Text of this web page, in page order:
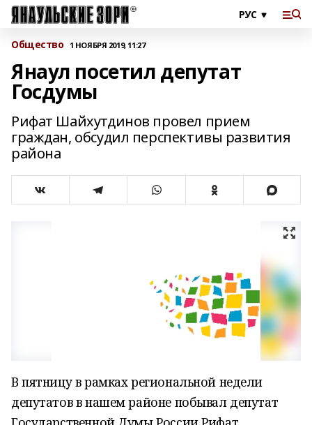
Общество 1 НОЯБРЯ 2019, 11:27
Янаул посетил депутат
Госдумы
Рифат Шайхутдинов провел прием
граждан, обсудил перспективы развития
района
В пятницу в рамках региональной недели
депутатов в нашем районе побывал депутат